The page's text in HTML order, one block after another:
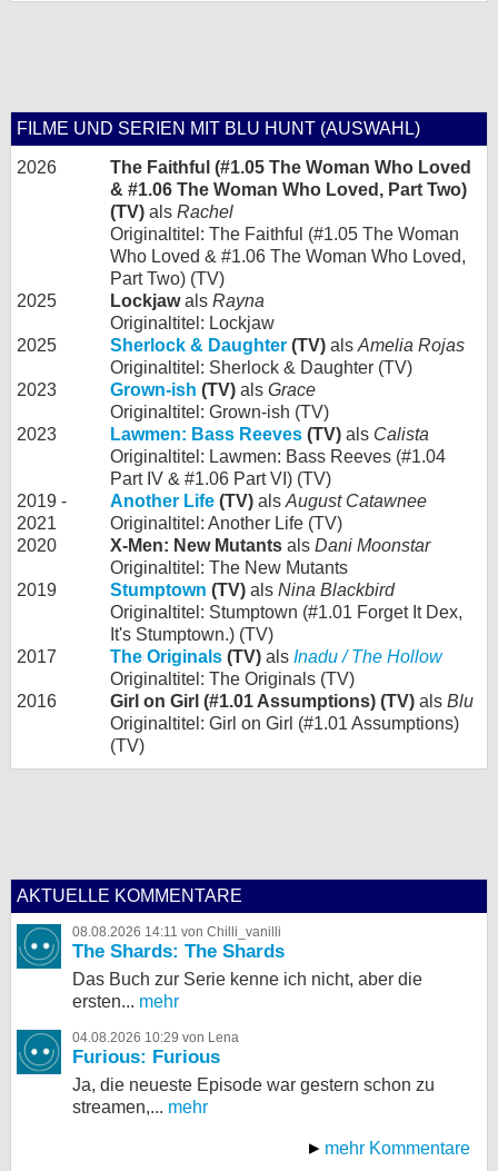
FILME UND SERIEN MIT BLU HUNT (AUSWAHL)
2026
The Faithful (#1.05 The Woman Who Loved
& #1.06 The Woman Who Loved, Part Two)
(TV) als Rachel
Originaltitel: The Faithful (#1.05 The Woman
Who Loved & #1.06 The Woman Who Loved,
Part Two) (TV)
2025
Lockjawals Rayna
Originaltitel: Lockjaw
2025
Sherlock & Daughter (TV) als Amelia Rojas
Originaltitel: Sherlock & Daughter (TV)
2023
Grown-ish (TV) als Grace
Originaltitel: Grown-ish (TV)
2023
Lawmen: Bass Reeves (TV) als Calista
Originaltitel: Lawmen: Bass Reeves (#1.04
Part IV & #1.06 Part VI) (TV)
2019 -
2021
Another Life (TV) als August Catawnee
Originaltitel: Another Life (TV)
2020
X-Men: New Mutants als Dani Moonstar
Originaltitel: The New Mutants
2019
Stumptown (TV) als Nina Blackbird
Originaltitel: Stumptown (#1.01 Forget It Dex,
It's Stumptown.) (TV)
2017
The Originals (TV) als Inadu / The Hollow
Originaltitel: The Originals (TV)
2016
Girl on Girl (#1.01 Assumptions) (TV) als Blu
Originaltitel: Girl on Girl (#1.01 Assumptions)
(TV)
AKTUELLE KOMMENTARE
08.08.2026 14:11 von Chilli_vanilli
The Shards: The Shards
Das Buch zur Serie kenne ich nicht, aber die
ersten... mehr
04.08.2026 10:29 von Lena
Furious: Furious
Ja, die neueste Episode war gestern schon zu
streamen,... mehr
mehr Kommentare